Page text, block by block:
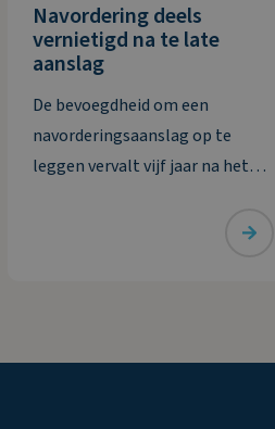
Navordering deels
vernietigd na te late
aanslag
De bevoegdheid om een
navorderingsaanslag op te
leggen vervalt vijf jaar na het
belastingschuld. Bij uitstel voor